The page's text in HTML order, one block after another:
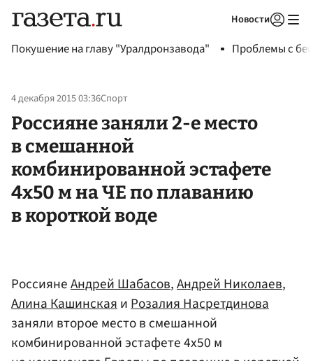
Новости
Покушение на главу "Уралдронзавода" Проблемы с
4 декабря 2015 03:36Спорт
Россияне заняли 2-е место
в смешанной
комбинированной эстафете
4х50 м на ЧЕ по плаванию
в короткой воде
РоссиянеАндрей Шабасов,Андрей Николаев,
Алина КашинскаяиРозалия Насретдинова
заняли второе место в смешанной
комбинированной эстафете 4х50 м